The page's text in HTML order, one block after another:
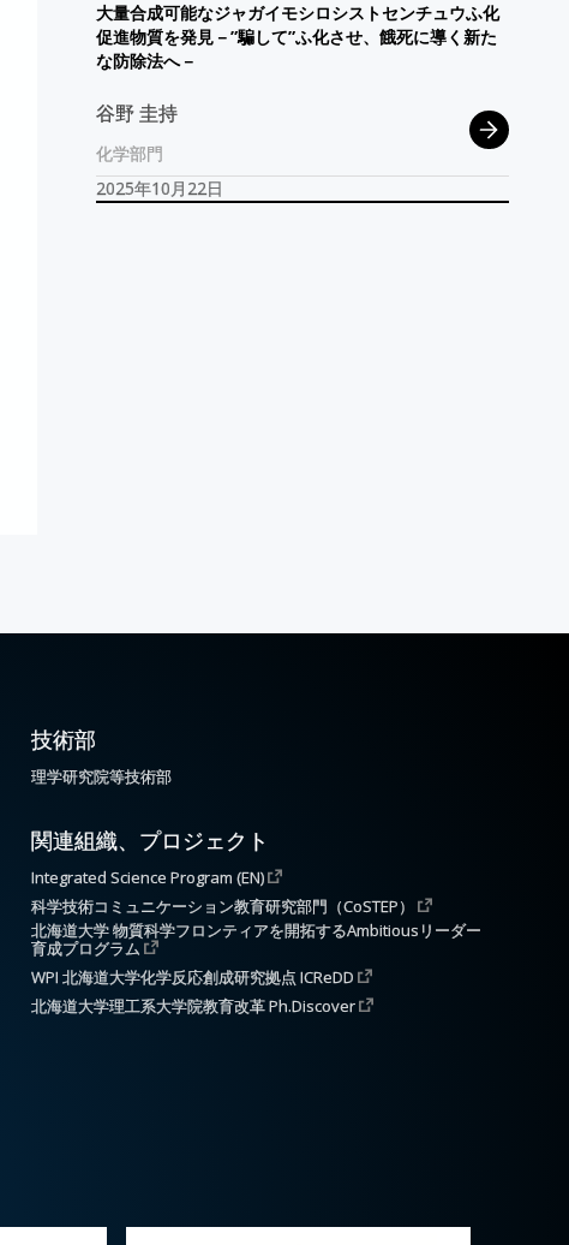
大量合成可能なジャガイモシロシストセンチュウふ化
促進物質を発見 －”騙して”ふ化させ、餓死に導く新た
な防除法へ－
谷野 圭持
化学部門
2025年10月22日
技術部
理学研究院等技術部
関連組織、プロジェクト
Integrated Science Program (EN)
科学技術コミュニケーション教育研究部門（CoSTEP）
北海道大学 物質科学フロンティアを開拓するAmbitiousリーダー
育成プログラム
WPI 北海道大学化学反応創成研究拠点 ICReDD
北海道大学理工系大学院教育改革 Ph.Discover